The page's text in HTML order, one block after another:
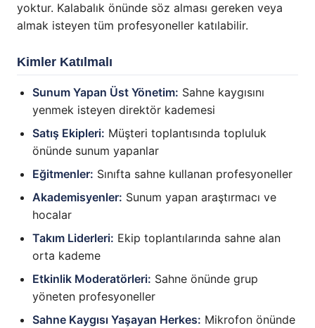
yoktur. Kalabalık önünde söz alması gereken veya
almak isteyen tüm profesyoneller katılabilir.
Kimler Katılmalı
Sunum Yapan Üst Yönetim: Sahne kaygısını
yenmek isteyen direktör kademesi
Satış Ekipleri: Müşteri toplantısında topluluk
önünde sunum yapanlar
Eğitmenler: Sınıfta sahne kullanan profesyoneller
Akademisyenler: Sunum yapan araştırmacı ve
hocalar
Takım Liderleri: Ekip toplantılarında sahne alan
orta kademe
Etkinlik Moderatörleri: Sahne önünde grup
yöneten profesyoneller
Sahne Kaygısı Yaşayan Herkes: Mikrofon önünde